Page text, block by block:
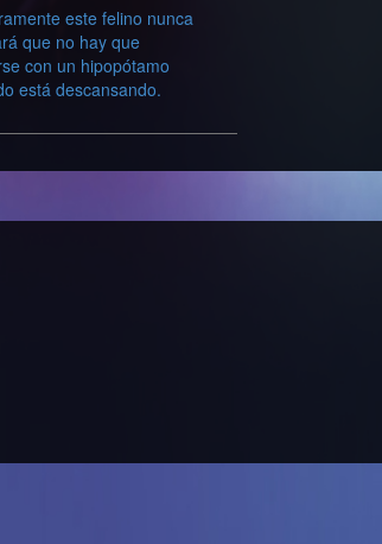
este felino nunca
que no hay que
con un hipopótamo
está descansando.